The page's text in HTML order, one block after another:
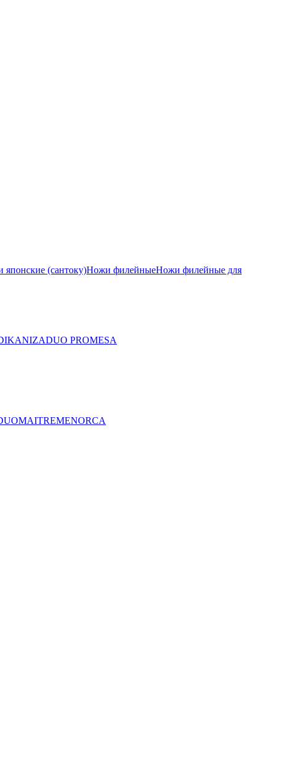
японские (сантоку)Ножи филейныеНожи филейные для
NIZADUO PROMESA
MAITREMENORCA